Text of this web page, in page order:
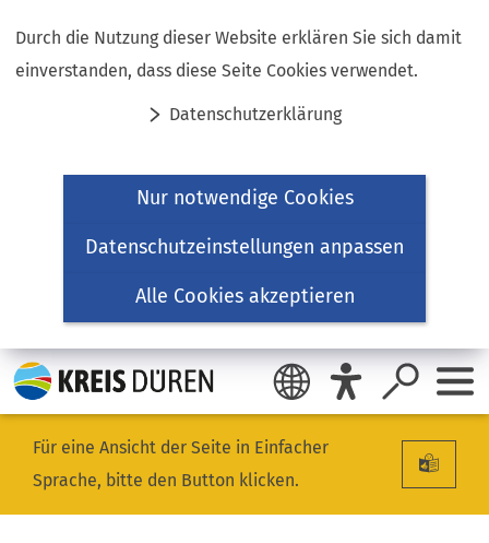
Durch die Nutzung dieser Website erklären Sie sich damit
einverstanden, dass diese Seite Cookies verwendet.
Datenschutzerklärung
Nur notwendige Cookies
Datenschutzeinstellungen anpassen
Alle Cookies akzeptieren
Inhalt anspringen
Für eine Ansicht der Seite in Einfacher
Sprache, bitte den Button klicken.